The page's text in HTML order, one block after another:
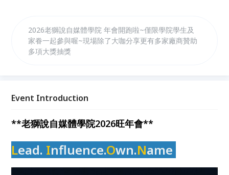
2026老獅說自媒體學院 年會開跑啦~僅限學院學生及
家眷一起參與喔~現場除了大咖分享更有多家廠商贊助
多項大獎抽獎
Event Introduction
**老獅說自媒體學院2026旺年會**
Lead. Influence.Own.Name